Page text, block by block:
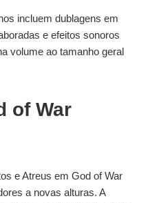
incluem dublagens em
e efeitos sonoros
volume ao tamanho geral
of War
e Atreus em God of War
a novas alturas. A